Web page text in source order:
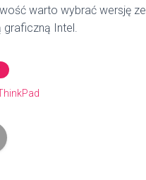
warto wybrać wersję ze
graficzną Intel.